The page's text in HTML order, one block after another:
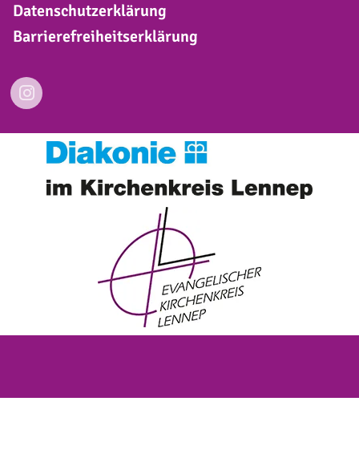
Datenschutzerklärung
Barrierefreiheitserklärung